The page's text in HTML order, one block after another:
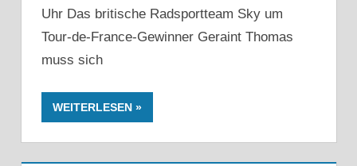
Uhr Das britische Radsportteam Sky um
Tour-de-France-Gewinner Geraint Thomas
muss sich
WEITERLESEN